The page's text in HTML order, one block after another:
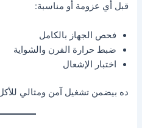
قبل أي عزومة أو مناسبة:
فحص الجهاز بالكامل
ضبط حرارة الفرن والشواية
اختبار الإشعال
ده بيضمن تشغيل آمن ومثالي